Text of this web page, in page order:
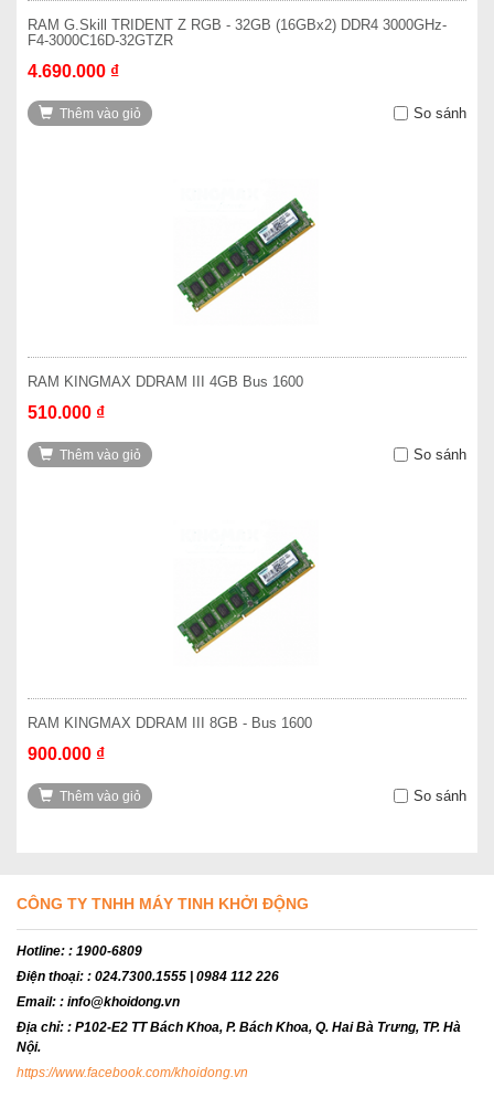
RAM G.Skill TRIDENT Z RGB - 32GB (16GBx2) DDR4 3000GHz-
F4-3000C16D-32GTZR
4.690.000 ₫
Thêm vào giỏ So sánh
RAM KINGMAX DDRAM III 4GB Bus 1600
510.000 ₫
Thêm vào giỏ So sánh
RAM KINGMAX DDRAM III 8GB - Bus 1600
900.000 ₫
Thêm vào giỏ So sánh
CÔNG TY TNHH MÁY TINH KHỞI ĐỘNG
Hotline: : 1900-6809
Điện thoại: : 024.7300.1555 | 0984 112 226
Email: : info@khoidong.vn
Địa chỉ: : P102-E2 TT Bách Khoa, P. Bách Khoa, Q. Hai Bà Trưng, TP. Hà
Nội.
https://www.facebook.com/khoidong.vn